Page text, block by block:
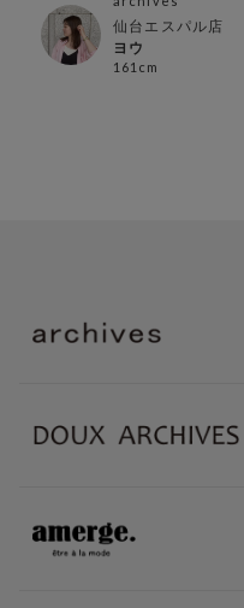
仙台エスパル店
ヨウ
161cm